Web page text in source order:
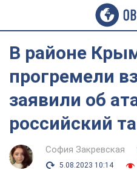
В районе
прогремели
заявили об
российский
София Закревская
5.08.2023 10:14